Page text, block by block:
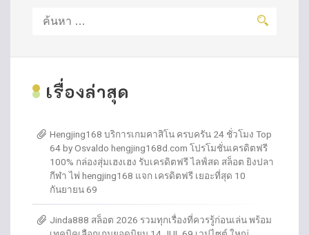
ค้นหา
สำหรับ:
เรื่องล่าสุด
Hengjing168 บริการเกมคาสิโน ครบครัน 24 ชั่วโมง Top
64 by Osvaldo hengjing168d.com โปรโมชั่นเครดิตฟรี
100% กล่องสุ่มเฮงเฮง รับเครดิตฟรี ไลฟ์สด สล็อต ยิงปลา
กีฬา ไพ่ hengjing168 แจก เครดิตฟรี เยอะที่สุด 10
กันยายน 69
Jinda888 สล็อต 2026 รวมทุกเรื่องที่ควรรู้ก่อนเล่น พร้อม